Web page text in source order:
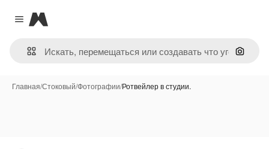
Close menu
Magnific
Поиск
Главная/Стоковый/Фотографии/Ротвейлер в студии.